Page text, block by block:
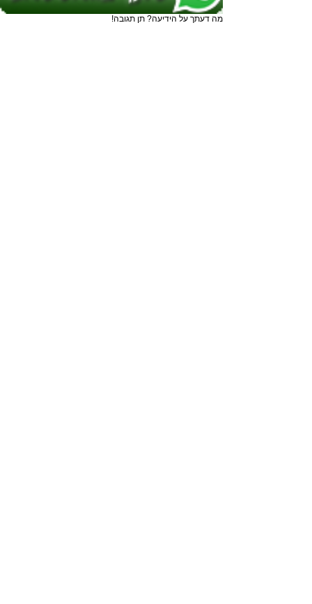
מה דעתך על הידיעה? תן תגובה!